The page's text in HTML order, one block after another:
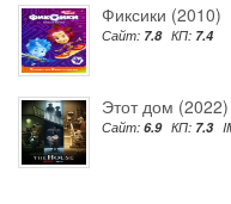
Фиксики (2010)
Сайт: 7.8 КП: 7.4
Этот дом (2022)
Сайт: 6.9 КП: 7.3